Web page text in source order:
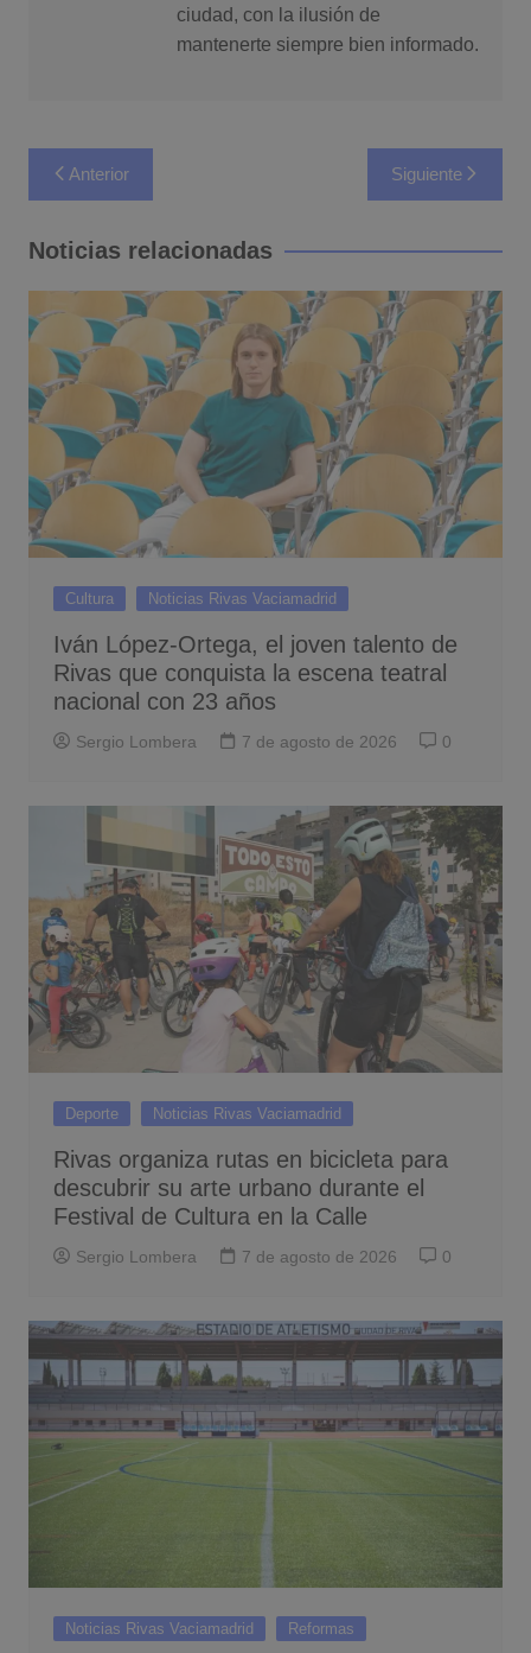
ciudad, con la ilusión de
mantenerte siempre bien informado.
Navegación
de
entradas
Anterior Siguiente
Noticias relacionadas
Cultura Noticias Rivas Vaciamadrid
Iván López-Ortega, el joven talento de
Rivas que conquista la escena teatral
nacional con 23 años
Sergio Lombera 7 de agosto de 2026 0
Deporte Noticias Rivas Vaciamadrid
Rivas organiza rutas en bicicleta para
descubrir su arte urbano durante el
Festival de Cultura en la Calle
Sergio Lombera 7 de agosto de 2026 0
Noticias Rivas Vaciamadrid Reformas